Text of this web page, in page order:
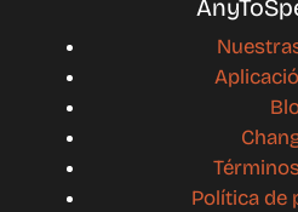
Política de